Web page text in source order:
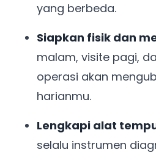
yang berbeda.
Siapkan fisik dan
malam, visite pagi,
operasi akan
harianmu.
Lengkapi alat
selalu instrumen